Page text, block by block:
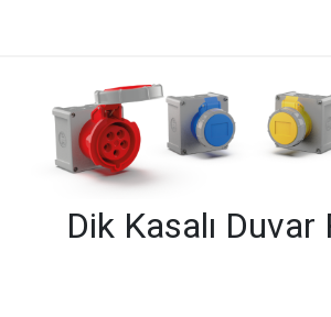
Dik Kasalı Duvar